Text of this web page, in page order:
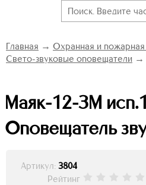
Главная → Охранная и пожарная
Свето-звуковые оповещатели →
Маяк-12-ЗМ исп.1
Оповещатель
Артикул: 3804
Рейтинг